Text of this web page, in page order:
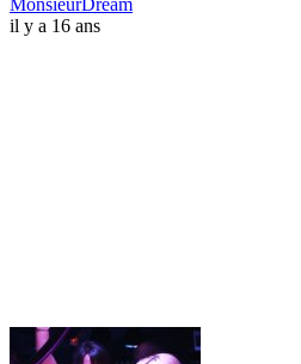
MonsieurDream
il y a 16 ans